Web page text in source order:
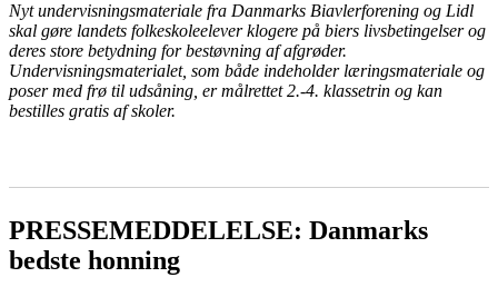
Nyt undervisningsmateriale fra Danmarks Biavlerforening og Lidl
skal gøre landets folkeskoleelever klogere på biers livsbetingelser og
deres store betydning for bestøvning af afgrøder.
Undervisningsmaterialet, som både indeholder læringsmateriale og
poser med frø til udsåning, er målrettet 2.-4. klassetrin og kan
bestilles gratis af skoler.
PRESSEMEDDELELSE: Danmarks
bedste honning